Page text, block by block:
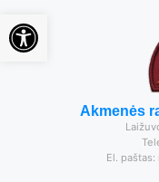
Akmenės
El.
Open toolbar